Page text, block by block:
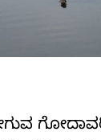
ಗೋದಾವರಿ